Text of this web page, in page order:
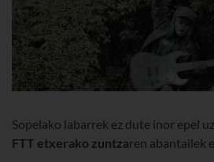
Sopelako labarrek ez dute inor epel
FTT etxerako zuntzaren abantailek